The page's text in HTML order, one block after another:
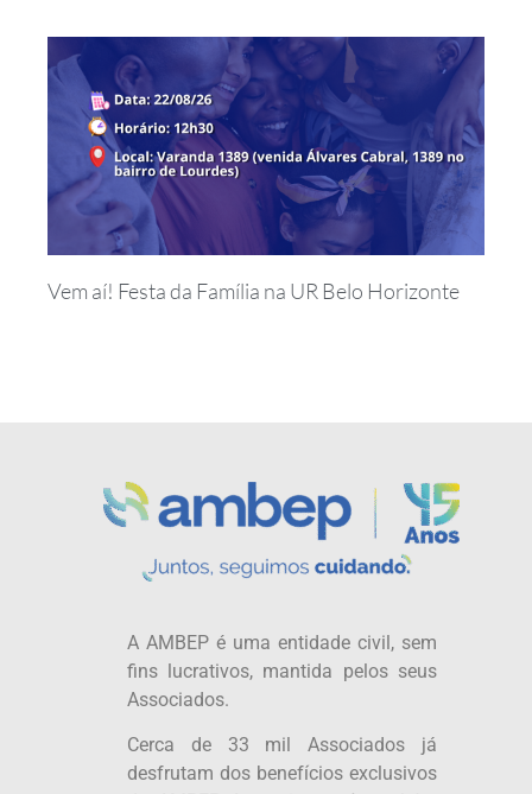
Vem aí! Festa da Família na UR Belo Horizonte
A AMBEP é uma entidade civil, sem
fins lucrativos, mantida pelos seus
Associados.
Cerca de 33 mil Associados já
desfrutam dos benefícios exclusivos